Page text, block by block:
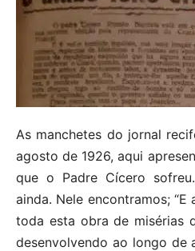
As manchetes do jornal
agosto de 1926, aqui
que o Padre Cícero
ainda. Nele encontramos;
toda esta obra de misérias
desenvolvendo ao longo de